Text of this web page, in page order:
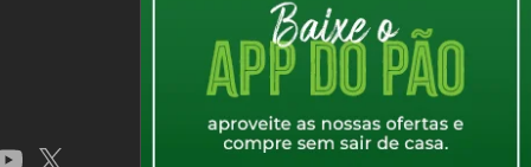
x